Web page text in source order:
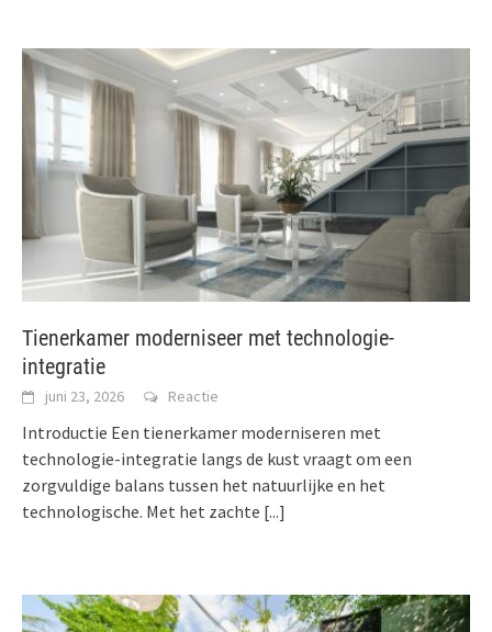
Tienerkamer moderniseer met technologie-
integratie
juni 23, 2026 Reactie
Introductie Een tienerkamer moderniseren met
technologie-integratie langs de kust vraagt om een
zorgvuldige balans tussen het natuurlijke en het
technologische. Met het zachte [...]